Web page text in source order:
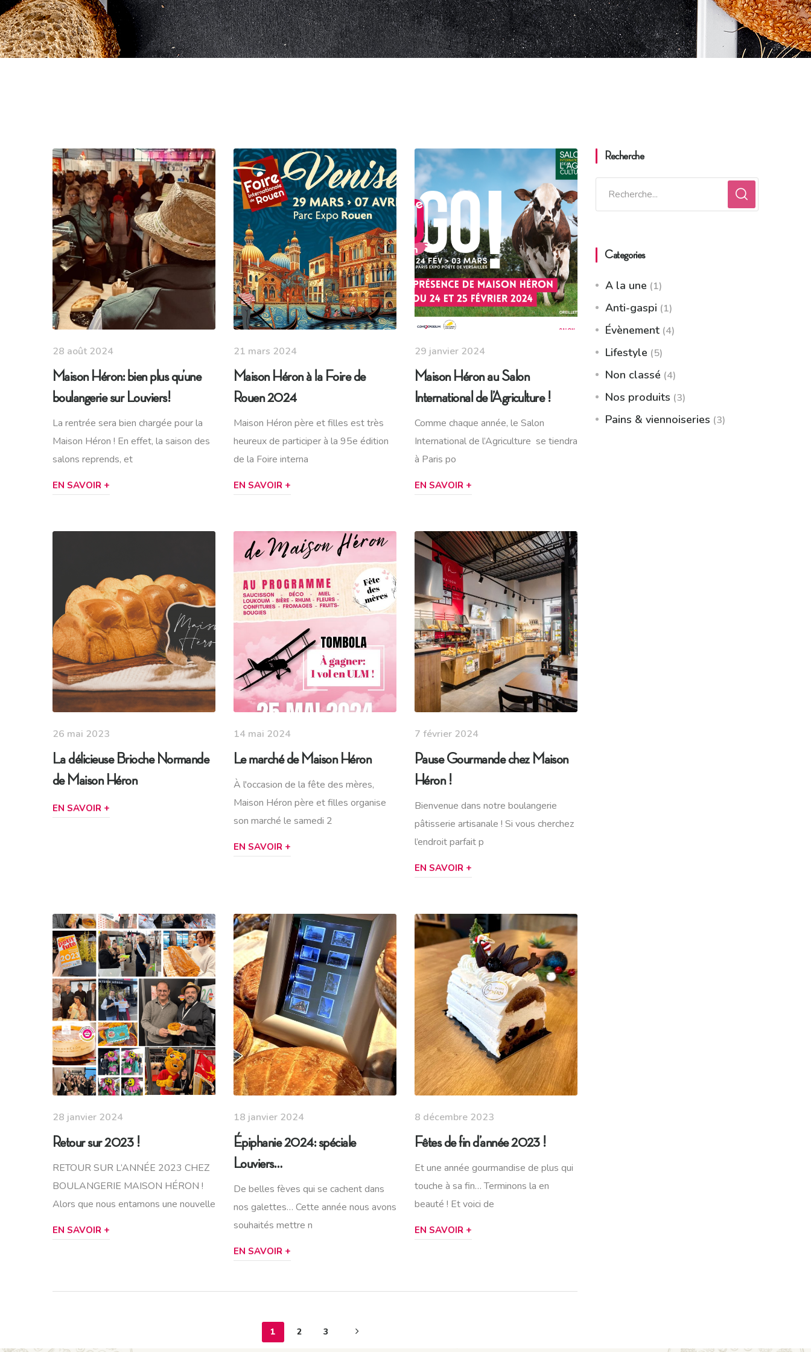
28 août 2024
Maison Héron: bien plus qu’une
boulangerie sur Louviers!
La rentrée sera bien chargée pour la
Maison Héron ! En effet, la saison des
salons reprends, et
EN SAVOIR +
21 mars 2024
Maison Héron à la Foire de
Rouen 2024
Maison Héron père et filles est très
heureux de participer à la 95e édition
de la Foire interna
EN SAVOIR +
29 janvier 2024
Maison Héron au Salon
International de l’Agriculture !
Comme chaque année, le Salon
International de l’Agriculture se tiendra
à Paris po
EN SAVOIR +
26 mai 2023
La délicieuse Brioche Normande
de Maison Héron
EN SAVOIR +
14 mai 2024
Le marché de Maison Héron
À l'occasion de la fête des mères,
Maison Héron père et filles organise
son marché le samedi 2
EN SAVOIR +
7 février 2024
Pause Gourmande chez Maison
Héron !
Bienvenue dans notre boulangerie
pâtisserie artisanale ! Si vous cherchez
l’endroit parfait p
EN SAVOIR +
28 janvier 2024
Retour sur 2023 !
RETOUR SUR L’ANNÉE 2023 CHEZ
BOULANGERIE MAISON HÉRON !
Alors que nous entamons une nouvelle
EN SAVOIR +
18 janvier 2024
Épiphanie 2024: spéciale
Louviers…
De belles fèves qui se cachent dans
nos galettes… Cette année nous avons
souhaités mettre n
EN SAVOIR +
8 décembre 2023
Fêtes de fin d’année 2023 !
Et une année gourmandise de plus qui
touche à sa fin… Terminons la en
beauté ! Et voici de
EN SAVOIR +
1 2 3
Recherche
Categories
A la une (1)
Anti-gaspi (1)
Évènement (4)
Lifestyle (5)
Non classé (4)
Nos produits (3)
Pains & viennoiseries (3)